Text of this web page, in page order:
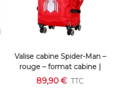
Valise cabine Spider-Man –
rouge – format cabine |
Marvel
89,90 € TTC